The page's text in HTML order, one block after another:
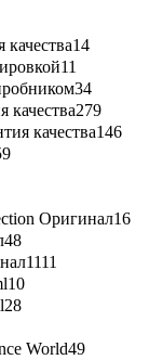
14
11
34
279
качества146
Оригинал16
48
1111
10
28
World49